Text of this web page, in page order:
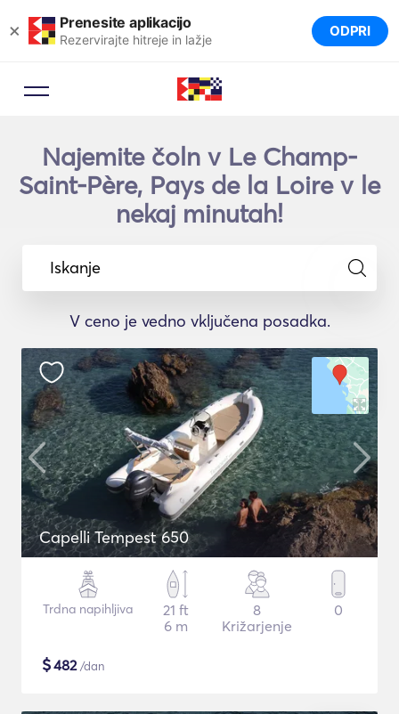
× Prenesite aplikacijo
Rezervirajte hitreje in lažje ODPRI
Najemite čoln v Le Champ-
Saint-Père, Pays de la Loire v le
nekaj minutah!
Iskanje
V ceno je vedno vključena posadka.
Capelli Tempest 650
Trdna napihljiva
21 ft
6 m
8
Križarjenje
0
$482/dan